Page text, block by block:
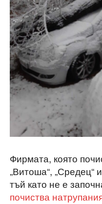
Фирмата, която
„Витоша“, „Средец“
тъй като не е
почиства